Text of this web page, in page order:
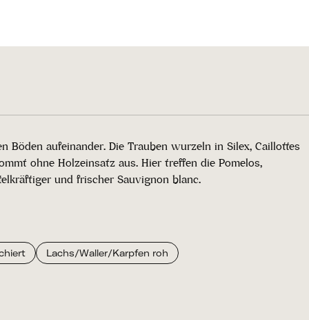
Böden aufeinander. Die Trauben wurzeln in Silex, Caillottes
ohne Holzeinsatz aus. Hier treffen die Pomelos,
und frischer Sauvignon blanc.
Lachs/Waller/Karpfen roh